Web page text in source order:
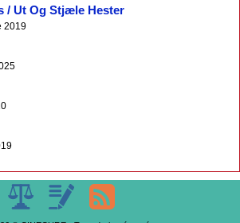
/ Ut Og Stjæle Hester
2019